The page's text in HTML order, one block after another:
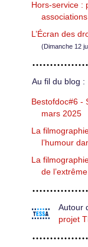
Hors-service :
L’Écran des
(Dimanche 12
Au fil du blog :
Bestofdoc#6 -
mars 2025
La
l’humour
La
de
Autour
projet